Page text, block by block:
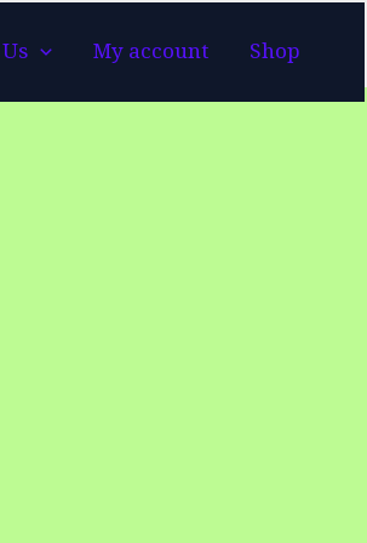
My account Shop